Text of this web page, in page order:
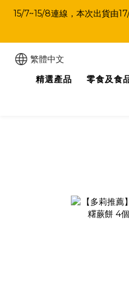
15/7~15/8連線，本次出貨由
繁體中文
精選產品
零食及食